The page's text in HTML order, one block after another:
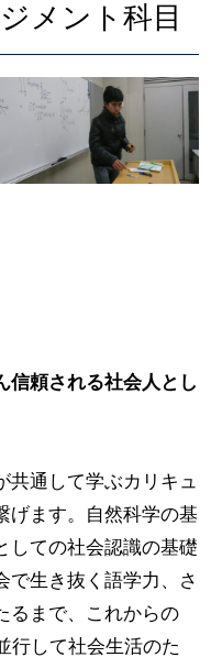
メント科目
信頼される社会人とし
共通して学ぶカリキュ
げます。自然科学の基
しての社会認識の基礎
で生き抜く語学力、さ
るまで、これからの
行して社会生活のた